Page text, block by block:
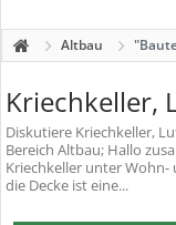
Altbau
Kriechkeller,
Diskutiere Kriechkeller,
Bereich Altbau; Hallo
Kriechkeller unter Wohn-
die Decke ist eine...